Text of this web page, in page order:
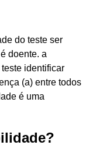
do teste ser
doente. a
identificar
(a) entre todos
é uma